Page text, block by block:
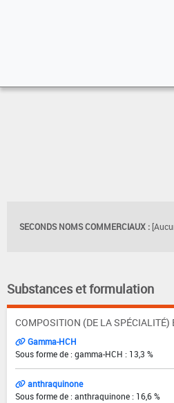
SECONDS NOMS COMMERCIAUX :
Substances et formulation
COMPOSITION (DE LA SPÉCIALITÉ)
Gamma-HCH
Sous forme de : gamma-HCH : 13,3 %
anthraquinone
Sous forme de : anthraquinone : 16,6 %